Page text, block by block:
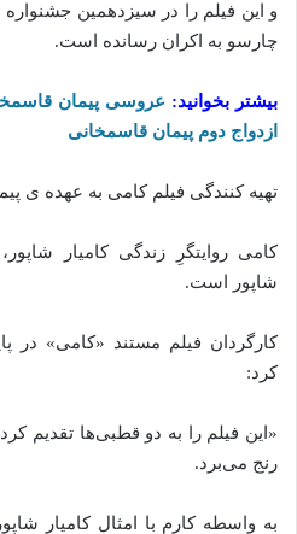
و این فیلم را در سیزدهمین
چارسو به اکران رسانده است.
بیشتر بخوانید: عروسی پیمان
ازدواج دوم پیمان قاسمخانی
تهیه کنندگی فیلم کامی به عهده ی
کامی روایتگرِ زندگی کامیار
شاپور است.
کارگردان فیلم مستند «کامی»
کرد:
«این فیلم را به دو قطبی‌ها تقدیم
رنج می‌برد.
به واسطه کارم با امثال کامیار